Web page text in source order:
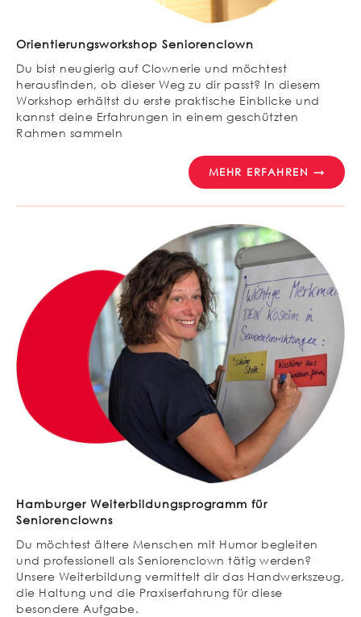
Orientierungsworkshop Seniorenclown
Du bist neugierig auf Clownerie und möchtest
herausfinden, ob dieser Weg zu dir passt? In diesem
Workshop erhältst du erste praktische Einblicke und
kannst deine Erfahrungen in einem geschützten
Rahmen sammeln
MEHR ERFAHREN →
Hamburger Weiterbildungsprogramm für
Seniorenclowns
Du möchtest ältere Menschen mit Humor begleiten
und professionell als Seniorenclown tätig werden?
Unsere Weiterbildung vermittelt dir das Handwerkszeug,
die Haltung und die Praxiserfahrung für diese
besondere Aufgabe.